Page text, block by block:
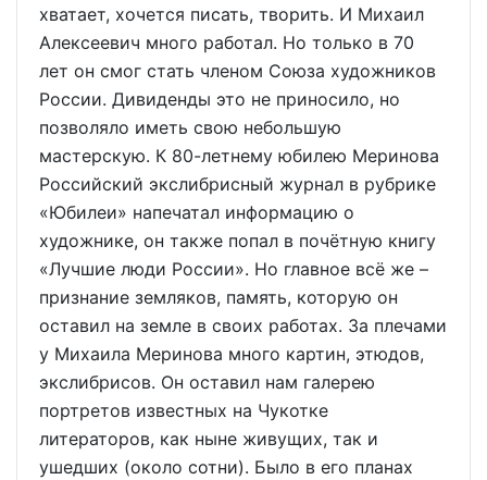
хватает, хочется писать, творить. И Михаил
Алексеевич много работал. Но только в 70
лет он смог стать членом Союза художников
России. Дивиденды это не приносило, но
позволяло иметь свою небольшую
мастерскую. К 80-летнему юбилею Меринова
Российский экслибрисный журнал в рубрике
«Юбилеи» напечатал информацию о
художнике, он также попал в почётную книгу
«Лучшие люди России». Но главное всё же –
признание земляков, память, которую он
оставил на земле в своих работах. За плечами
у Михаила Меринова много картин, этюдов,
экслибрисов. Он оставил нам галерею
портретов известных на Чукотке
литераторов, как ныне живущих, так и
ушедших (около сотни). Было в его планах